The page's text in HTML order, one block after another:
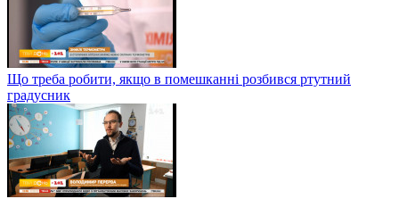
Що треба робити, якщо в помешканні розбився ртутний
градусник